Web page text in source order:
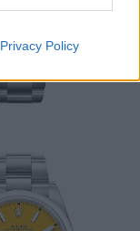
Privacy Policy